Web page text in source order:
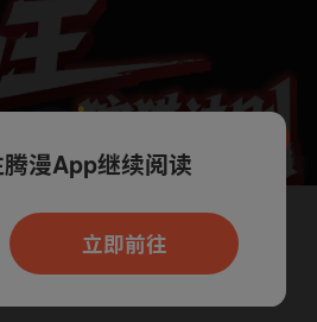
腾漫App免费看
App阅读，可打开App新用
户7天免费看
漫App继续阅读
立即前往